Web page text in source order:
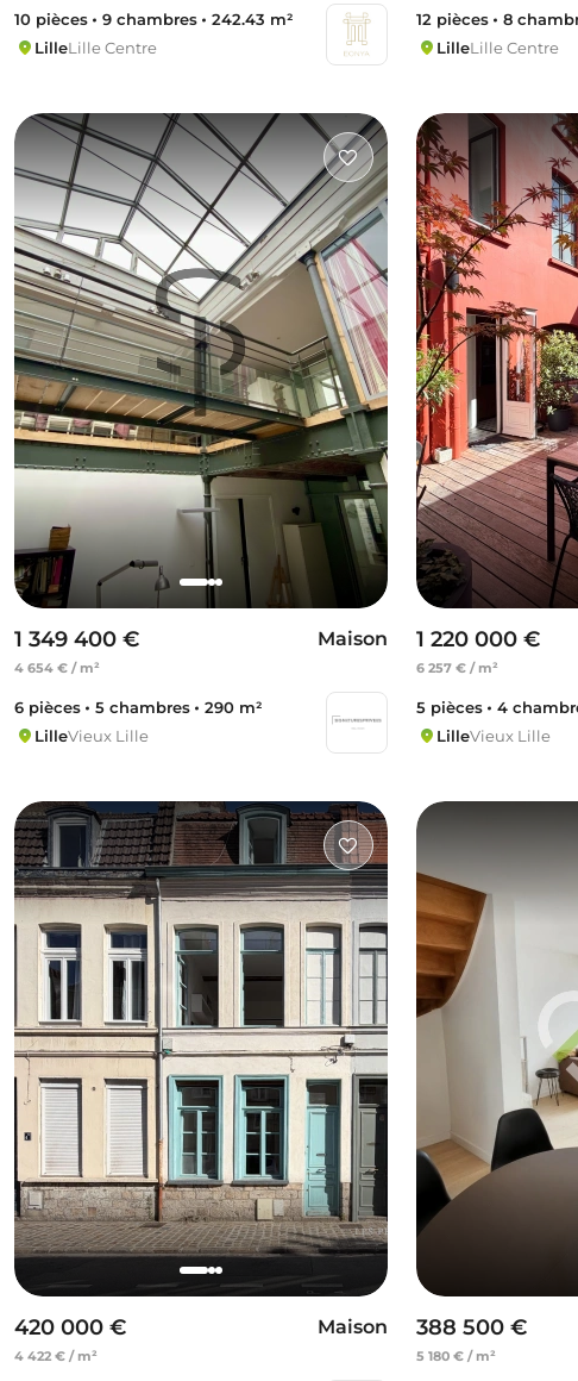
10 pièces 9 chambres
242.43 m²
LilleLille Centre
12 pièces 8
LilleLille Centre
1 349 400 €
4 654 € / m²
Maison
6 pièces 5 chambres
290 m²
LilleVieux Lille
1 220 000 €
6 257 € / m²
5 pièces 4
LilleVieux Lille
420 000 €
4 422 € / m²
Maison 388 500 €
5 180 € / m²